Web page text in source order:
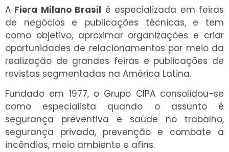
A Fiera Milano Brasil é especializada em feiras
de negócios e publicações técnicas, e tem
como objetivo, aproximar organizações e criar
oportunidades de relacionamentos por meio da
realização de grandes feiras e publicações de
revistas segmentadas na América Latina.
Fundado em 1977, o Grupo CIPA consolidou-se
como especialista quando o assunto é
segurança preventiva e saúde no trabalho,
segurança privada, prevenção e combate a
incêndios, meio ambiente e afins.